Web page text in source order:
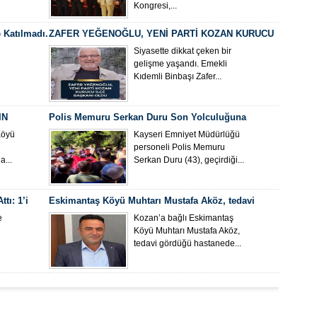
Kongresi,...
ZAFER YEĞENOĞLU, YENİ PARTİ KOZAN KURUCU
İLÇE BAŞKANI OLDUSiyasette dikkat çeken bir
gelişme yaşandı. Emekli
Kıdemli Binbaşı Zafer...
Polis Memuru Serkan Duru Son Yolculuğuna
Uğurlandı
Kayseri Emniyet Müdürlüğü
personeli Polis Memuru
Serkan Duru (43), geçirdiği...
1’i
Eskimantaş Köyü Muhtarı Mustafa Aköz, tedavi
gördüğü hastanede hayatını kaybetti.
Kozan’a bağlı Eskimantaş
Köyü Muhtarı Mustafa Aköz,
tedavi gördüğü hastanede...